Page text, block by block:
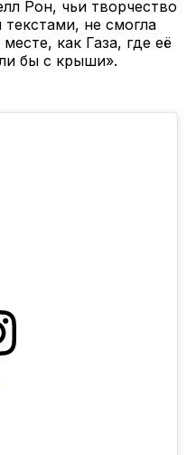
Рон, чьи творчество
не смогла
как Газа, где её
бы с крыши».